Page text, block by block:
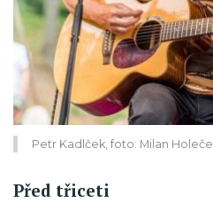
Petr Kadlček, foto: Milan
Před třiceti